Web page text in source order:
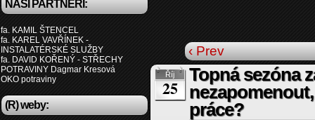
NAŠI PARTNEŘI:
fa. KAMIL ŠTENCEL
fa. KAREL VAVŘÍNEK -
INSTALATÉRSKÉ SLUŽBY
fa. DAVID KOŘENÝ - STŘECHY
POTRAVINY Dagmar Kresová
OKO potraviny
(R) weby:
‹ Prev
Říj
25
Topná sezóna
práce?